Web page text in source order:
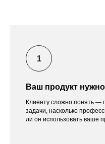
Ваш продукт
Клиенту сложно понять —
задачи, насколько
ли он использовать ваше